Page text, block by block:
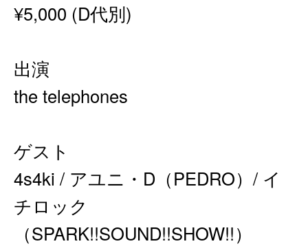
¥5,000 (D代別)
出演
the telephones
ゲスト
4s4ki / アユニ・D（PEDRO）/ イ
チロック
（SPARK!!SOUND!!SHOW!!）